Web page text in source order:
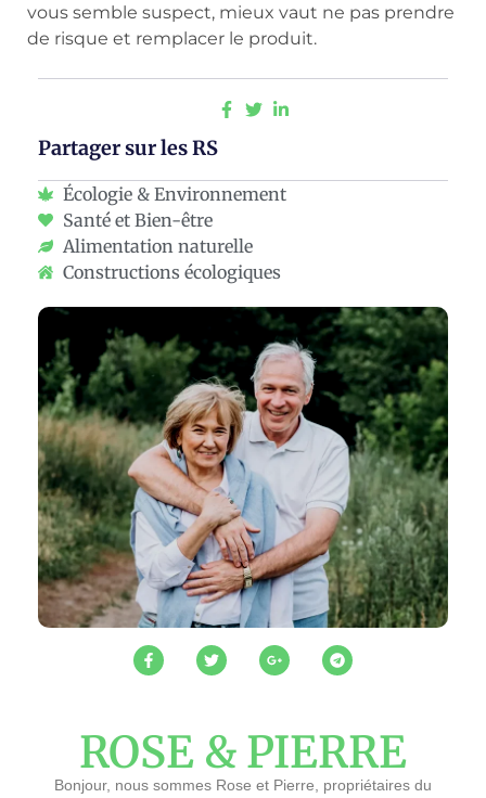
vous semble suspect, mieux vaut ne pas prendre
de risque et remplacer le produit.
Partager sur les RS
Écologie & Environnement
Santé et Bien-être
Alimentation naturelle
Constructions écologiques
ROSE & PIERRE
Bonjour, nous sommes Rose et Pierre, propriétaires du